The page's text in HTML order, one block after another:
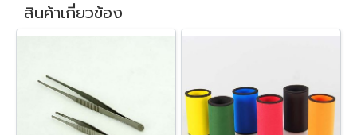
สินค้าเกี่ยวข้อง